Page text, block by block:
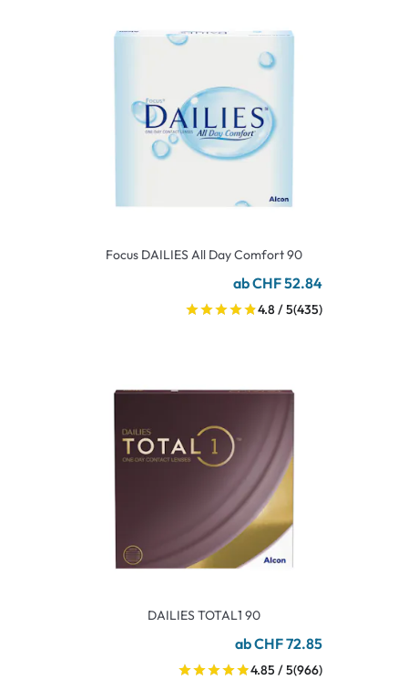
Focus DAILIES All Day Comfort 90
ab CHF 52.84
4.8 / 5(435)
DAILIES TOTAL1 90
ab CHF 72.85
4.85 / 5(966)